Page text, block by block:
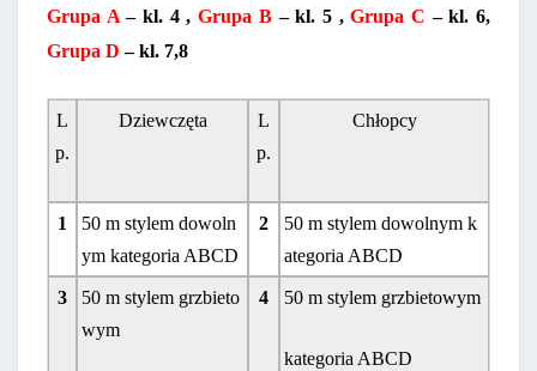
Grupa A– kl. 4 ,Grupa B– kl. 5 ,Grupa C– kl. 6,
Grupa D– kl. 7,8
L
p.
Dziewczęta
L
p.
Chłopcy
1
50 m stylem dowoln
ym kategoria ABCD
2
50 m stylem dowolnym k
ategoria ABCD
3
50 m stylem grzbieto
wym
4 50 m stylem grzbietowym
kategoria ABCD